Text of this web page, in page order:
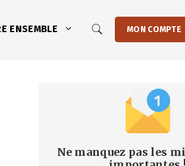
ENSEMBLE MON COMPTE
Ne manquez pas les